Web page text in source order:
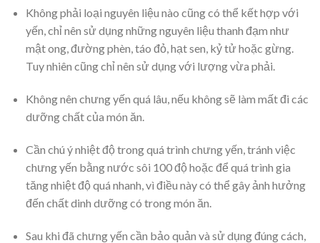
Không phải loại nguyên liệu nào cũng có thể kết hợp với
yến, chỉ nên sử dụng những nguyên liệu thanh đạm như
mật ong, đường phèn, táo đỏ, hạt sen, kỷ tử hoặc gừng.
Tuy nhiên cũng chỉ nên sử dụng với lượng vừa phải.
Không nên chưng yến quá lâu, nếu không sẽ làm mất đi các
dưỡng chất của món ăn.
Cần chú ý nhiệt độ trong quá trình chưng yến, tránh việc
chưng yến bằng nước sôi 100 độ hoặc để quá trình gia
tăng nhiệt độ quá nhanh, vì điều này có thể gây ảnh hưởng
đến chất dinh dưỡng có trong món ăn.
Sau khi đã chưng yến cần bảo quản và sử dụng đúng cách,